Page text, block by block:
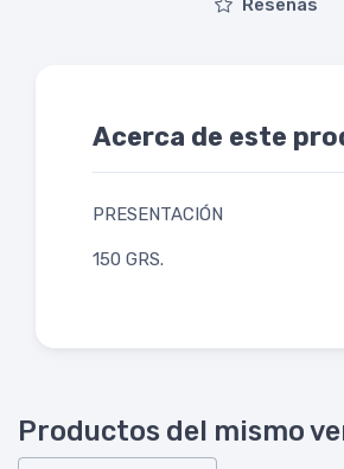
Reseñas
Acerca de este
PRESENTACIÓN
150 GRS.
Productos del mismo